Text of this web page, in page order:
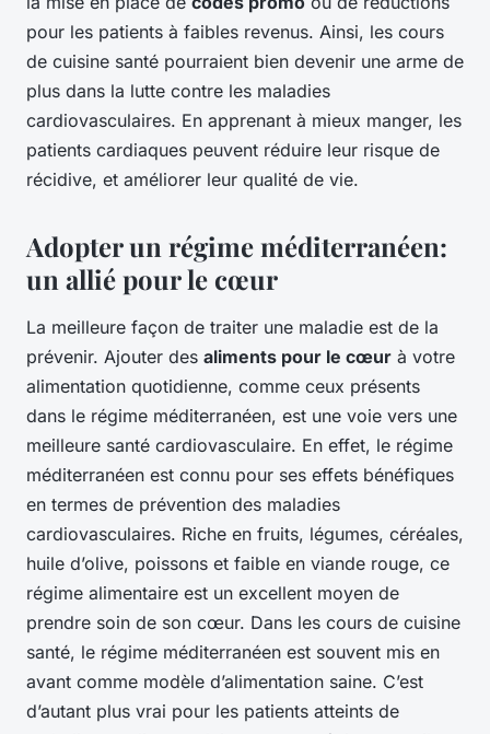
pour les patients à faibles revenus. Ainsi, les cours
de cuisine santé pourraient bien devenir une arme de
plus dans la lutte contre les maladies
cardiovasculaires. En apprenant à mieux manger, les
patients cardiaques peuvent réduire leur risque de
récidive, et améliorer leur qualité de vie.
Adopter un régime méditerranéen:
un allié pour le cœur
La meilleure façon de traiter une maladie est de la
prévenir. Ajouter des aliments pour le cœur à votre
alimentation quotidienne, comme ceux présents
dans le régime méditerranéen, est une voie vers une
meilleure santé cardiovasculaire. En effet, le régime
méditerranéen est connu pour ses effets bénéfiques
en termes de prévention des maladies
cardiovasculaires. Riche en fruits, légumes, céréales,
huile d’olive, poissons et faible en viande rouge, ce
régime alimentaire est un excellent moyen de
prendre soin de son cœur. Dans les cours de cuisine
santé, le régime méditerranéen est souvent mis en
avant comme modèle d’alimentation saine. C’est
d’autant plus vrai pour les patients atteints de